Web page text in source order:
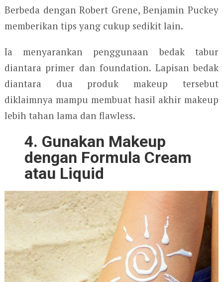
Berbeda dengan Robert Grene, Benjamin Puckey
memberikan tips yang cukup sedikit lain.
Ia menyarankan penggunaan bedak tabur
diantara primer dan foundation. Lapisan bedak
diantara dua produk makeup tersebut
diklaimnya mampu membuat hasil akhir makeup
lebih tahan lama dan flawless.
4. Gunakan Makeup
dengan Formula Cream
atau Liquid